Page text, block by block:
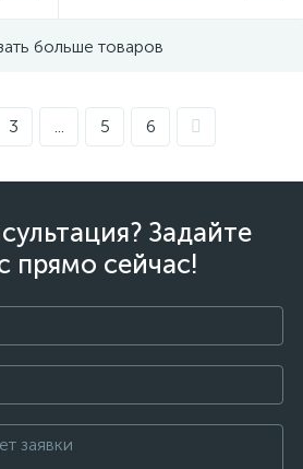
больше товаров
3 ... 5 6
Задайте
прямо сейчас!